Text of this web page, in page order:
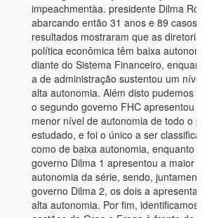
impeachmentàa. presidente Dilma
abarcando então 31 anos e 89 casos.
resultados mostraram que as
política econômica têm baixa
diante do Sistema Financeiro,
a de administração sustentou um nível
alta autonomia. Além disto pudemos
o segundo governo FHC apresentou o
menor nível de autonomia de todo o
estudado, e foi o único a ser
como de baixa autonomia, enquanto
governo Dilma 1 apresentou a maior
autonomia da série, sendo,
governo Dilma 2, os dois a
alta autonomia. Por fim, identificamos